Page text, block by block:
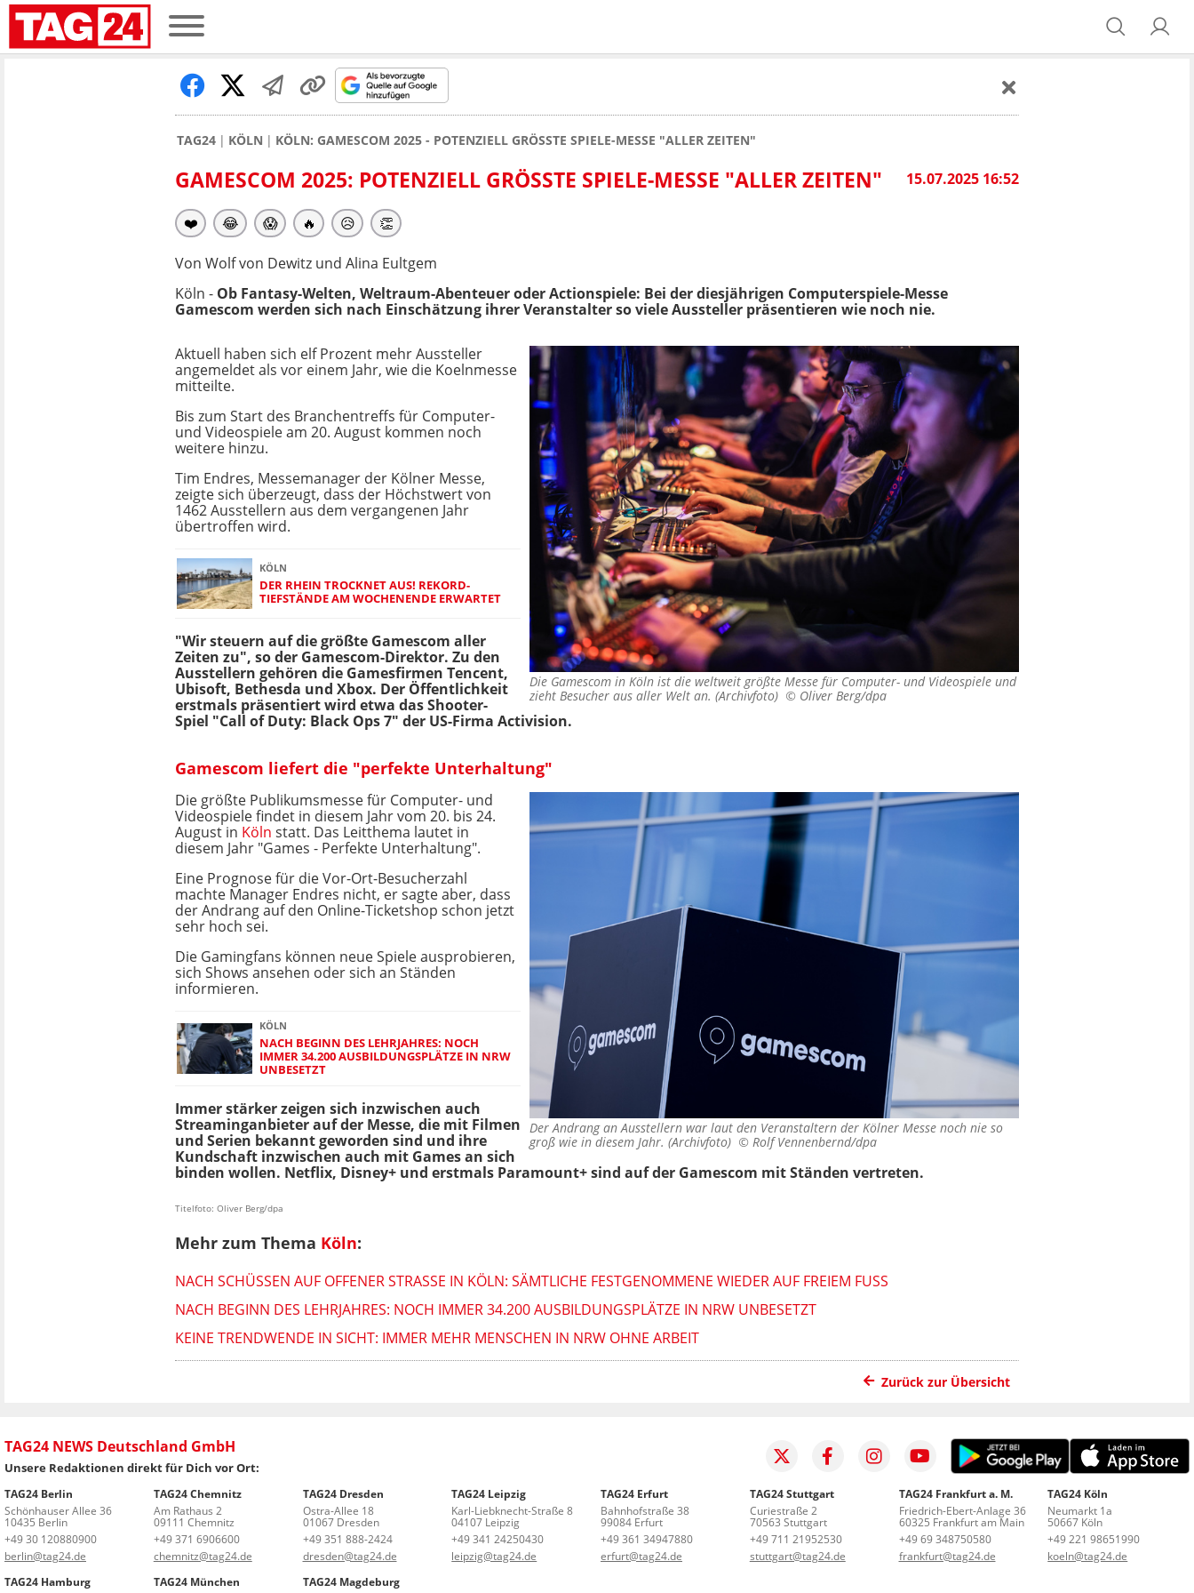
TAG24 KÖLN KÖLN: GAMESCOM 2025 - POTENZIELL GRÖSSTE SPIELE-MESSE "ALLER ZEITEN"
15.07.2025 16:52
GAMESCOM 2025: POTENZIELL GRÖSSTE SPIELE-MESSE "ALLER ZEITEN"
❤️ 😂 😱 🔥 😥 👏
Von Wolf von Dewitz und Alina Eultgem
Köln - Ob Fantasy-Welten, Weltraum-Abenteuer oder Actionspiele: Bei der diesjährigen Computerspiele-Messe
Gamescom werden sich nach Einschätzung ihrer Veranstalter so viele Aussteller präsentieren wie noch nie.
Die Gamescom in Köln ist die weltweit größte Messe für Computer- und Videospiele und
zieht Besucher aus aller Welt an. (Archivfoto) © Oliver Berg/dpa
Aktuell haben sich elf Prozent mehr Aussteller
angemeldet als vor einem Jahr, wie die Koelnmesse
mitteilte.
Bis zum Start des Branchentreffs für Computer-
und Videospiele am 20. August kommen noch
weitere hinzu.
Tim Endres, Messemanager der Kölner Messe,
zeigte sich überzeugt, dass der Höchstwert von
1462 Ausstellern aus dem vergangenen Jahr
übertroffen wird.
KÖLN
DER RHEIN TROCKNET AUS! REKORD-
TIEFSTÄNDE AM WOCHENENDE ERWARTET
"Wir steuern auf die größte Gamescom aller
Zeiten zu", so der Gamescom-Direktor. Zu den
Ausstellern gehören die Gamesfirmen Tencent,
Ubisoft, Bethesda und Xbox. Der Öffentlichkeit
erstmals präsentiert wird etwa das Shooter-
Spiel "Call of Duty: Black Ops 7" der US-Firma Activision.
Gamescom liefert die "perfekte Unterhaltung"
Der Andrang an Ausstellern war laut den Veranstaltern der Kölner Messe noch nie so
groß wie in diesem Jahr. (Archivfoto) © Rolf Vennenbernd/dpa
Die größte Publikumsmesse für Computer- und
Videospiele findet in diesem Jahr vom 20. bis 24.
August in Köln statt. Das Leitthema lautet in
diesem Jahr "Games - Perfekte Unterhaltung".
Eine Prognose für die Vor-Ort-Besucherzahl
machte Manager Endres nicht, er sagte aber, dass
der Andrang auf den Online-Ticketshop schon jetzt
sehr hoch sei.
Die Gamingfans können neue Spiele ausprobieren,
sich Shows ansehen oder sich an Ständen
informieren.
KÖLN
NACH BEGINN DES LEHRJAHRES: NOCH
IMMER 34.200 AUSBILDUNGSPLÄTZE IN NRW
UNBESETZT
Immer stärker zeigen sich inzwischen auch
Streaminganbieter auf der Messe, die mit Filmen
und Serien bekannt geworden sind und ihre
Kundschaft inzwischen auch mit Games an sich
binden wollen. Netflix, Disney+ und erstmals Paramount+ sind auf der Gamescom mit Ständen vertreten.
Titelfoto: Oliver Berg/dpa
Mehr zum Thema Köln:
NACH SCHÜSSEN AUF OFFENER STRASSE IN KÖLN: SÄMTLICHE FESTGENOMMENE WIEDER AUF FREIEM FUSS
NACH BEGINN DES LEHRJAHRES: NOCH IMMER 34.200 AUSBILDUNGSPLÄTZE IN NRW UNBESETZT
KEINE TRENDWENDE IN SICHT: IMMER MEHR MENSCHEN IN NRW OHNE ARBEIT
Zurück zur Übersicht
TAG24 NEWS Deutschland GmbH
Unsere Redaktionen direkt für Dich vor Ort:
TAG24 Berlin
Schönhauser Allee 36
10435 Berlin
+49 30 120880900
berlin@tag24.de
TAG24 Chemnitz
Am Rathaus 2
09111 Chemnitz
+49 371 6906600
chemnitz@tag24.de
TAG24 Dresden
Ostra-Allee 18
01067 Dresden
+49 351 888-2424
dresden@tag24.de
TAG24 Leipzig
Karl-Liebknecht-Straße 8
04107 Leipzig
+49 341 24250430
leipzig@tag24.de
TAG24 Erfurt
Bahnhofstraße 38
99084 Erfurt
+49 361 34947880
erfurt@tag24.de
TAG24 Stuttgart
Curiestraße 2
70563 Stuttgart
+49 711 21952530
stuttgart@tag24.de
TAG24 Frankfurt a. M.
Friedrich-Ebert-Anlage 36
60325 Frankfurt am Main
+49 69 348750580
frankfurt@tag24.de
TAG24 Köln
Neumarkt 1a
50667 Köln
+49 221 98651990
koeln@tag24.de
TAG24 Hamburg
TAG24 München
TAG24 Magdeburg